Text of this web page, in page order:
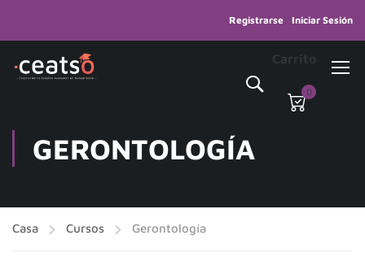
Registrarse Iniciar Sesión
Carrito
0
GERONTOLOGÍA
Casa Cursos Gerontología